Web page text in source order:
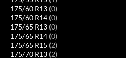
175/60 R13 (0)
175/60 R14 (0)
175/65 R13 (0)
175/65 R14 (0)
175/65 R15 (2)
175/70 R13 (2)